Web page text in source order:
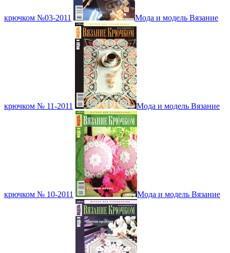
крючком №03-2011 Мода и модель Вязание
крючком № 11-2011 Мода и модель Вязание
крючком № 10-2011 Мода и модель Вязание